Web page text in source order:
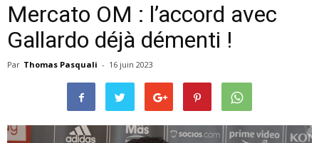
Mercato OM : l’accord avec
Gallardo déjà démenti !
Par Thomas Pasquali - 16 juin 2023